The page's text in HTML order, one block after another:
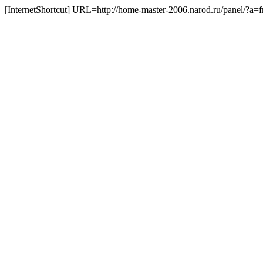
[InternetShortcut] URL=http://home-master-2006.narod.ru/panel/